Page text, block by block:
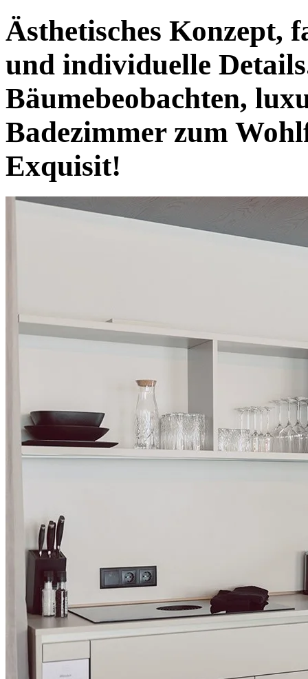
Ästhetisches Konzept,
und individuelle
Bäumebeobachten,
Badezimmer zum
Exquisit!